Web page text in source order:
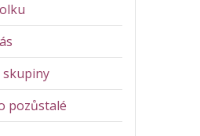
skupiny
pozůstalé